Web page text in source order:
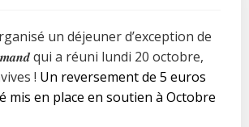
un déjeuner d’exception de
qui a réuni lundi 20 octobre,
! Un reversement de 5 euros
mis en place en soutien à Octobre